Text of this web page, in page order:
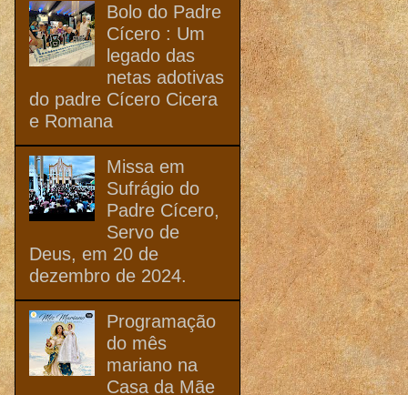
Bolo do Padre
Cícero : Um
legado das
netas adotivas
do padre Cícero Cicera
e Romana
Missa em
Sufrágio do
Padre Cícero,
Servo de
Deus, em 20 de
dezembro de 2024.
Programação
do mês
mariano na
Casa da Mãe